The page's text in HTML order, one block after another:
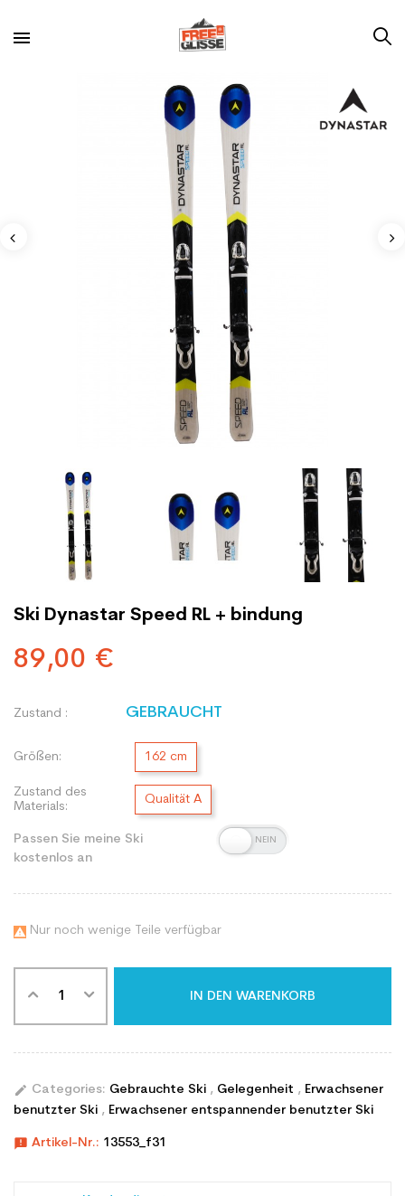
Ski Dynastar Speed RL + bindung
89,00 €
Zustand : GEBRAUCHT
Größen: 162 cm
Zustand des
Materials:
Qualität A
Passen Sie meine Ski
kostenlos an
 Nur noch wenige Teile verfügbar
IN DEN WARENKORB
edit Categories: Gebrauchte Ski , Gelegenheit , Erwachsener
benutzter Ski , Erwachsener entspannender benutzter Ski
announcement Artikel-Nr.: 13553_f31